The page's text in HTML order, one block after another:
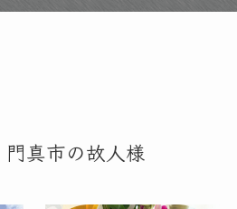
真市の故人様